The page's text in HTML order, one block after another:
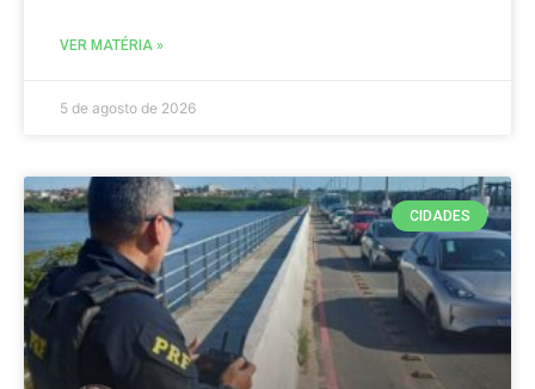
VER MATÉRIA »
5 de agosto de 2026
CIDADES